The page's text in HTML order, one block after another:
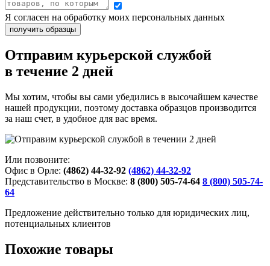
Я согласен на обработку моих персональных данных
Отправим курьерской службой
в течение 2 дней
Мы хотим, чтобы вы сами убедились в высочайшем качестве
нашей продукции, поэтому доставка образцов производится
за наш счет, в удобное для вас время.
Или позвоните:
Офис в Орле: (4862) 44-32-92 (4862) 44-32-92
Представительство в Москве: 8 (800) 505-74-64 8 (800) 505-74-
64
Предложение действительно только для юридических лиц,
потенциальных клиентов
Похожие товары